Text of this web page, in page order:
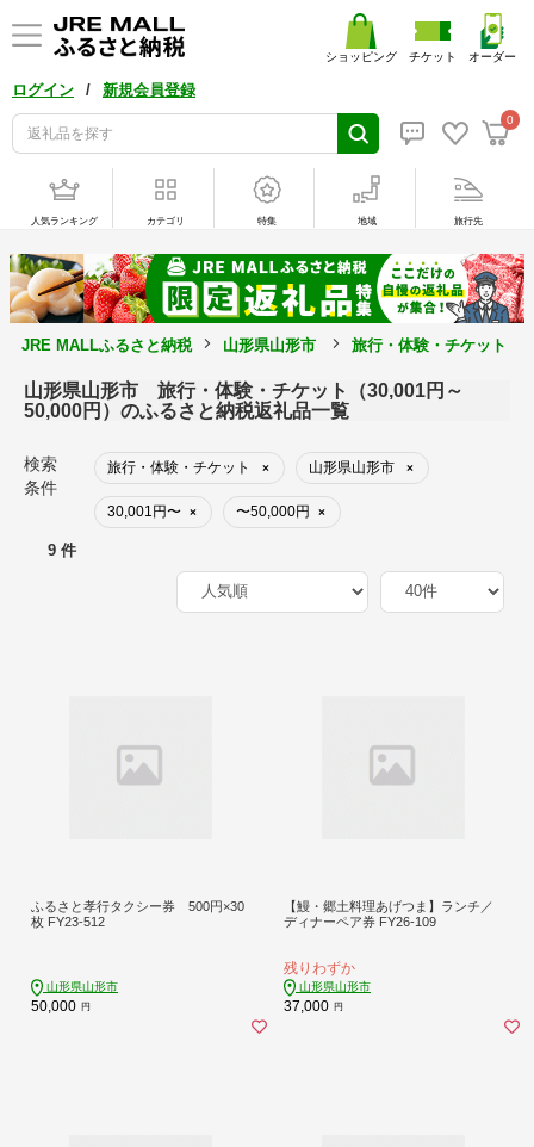
ログイン / 新規会員登録
0
ショッピング チケット オーダー
人気ランキング カテゴリ 特集 地域 旅行先
JRE MALLふるさと納税 山形県山形市 旅行・体験・チケット
山形県山形市 旅行・体験・チケット（30,001円～
50,000円）のふるさと納税返礼品一覧
検索
条件
旅行・体験・チケット × 山形県山形市 ×
30,001円〜 × 〜50,000円 ×
9 件
ふるさと孝行タクシー券 500円×30
枚 FY23-512
山形県山形市
50,000 円
【鰻・郷土料理あげつま】ランチ／
ディナーペア券 FY26-109
残りわずか
山形県山形市
37,000 円